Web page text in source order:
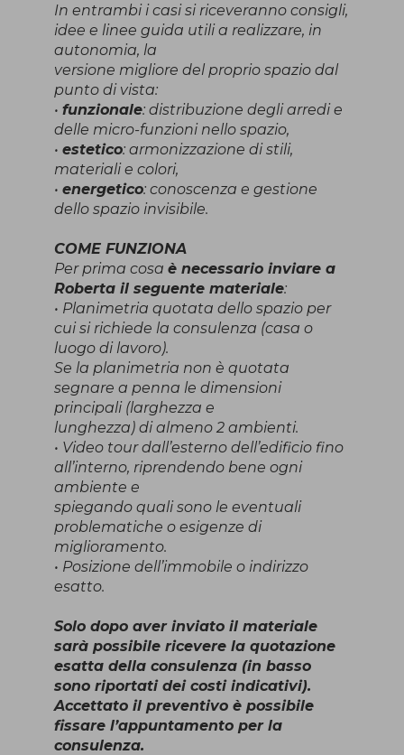
In entrambi i casi si riceveranno consigli,
idee e linee guida utili a realizzare, in
autonomia, la
versione migliore del proprio spazio dal
punto di vista:
• funzionale: distribuzione degli arredi e
delle micro-funzioni nello spazio,
• estetico: armonizzazione di stili,
materiali e colori,
• energetico: conoscenza e gestione
dello spazio invisibile.
COME FUNZIONA
Per prima cosa è necessario inviare a
Roberta il seguente materiale:
• Planimetria quotata dello spazio per
cui si richiede la consulenza (casa o
luogo di lavoro).
Se la planimetria non è quotata
segnare a penna le dimensioni
principali (larghezza e
lunghezza) di almeno 2 ambienti.
• Video tour dall’esterno dell’edificio fino
all’interno, riprendendo bene ogni
ambiente e
spiegando quali sono le eventuali
problematiche o esigenze di
miglioramento.
• Posizione dell’immobile o indirizzo
esatto.
Solo dopo aver inviato il materiale
sarà possibile ricevere la quotazione
esatta della consulenza (in basso
sono riportati dei costi indicativi).
Accettato il preventivo è possibile
fissare l’appuntamento per la
consulenza.